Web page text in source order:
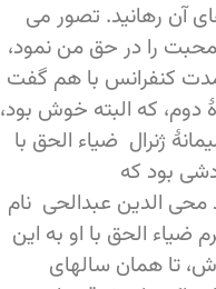
آن رهانید. تصور می
را در حق من نمود،
کنفرانس با هم گفت
که البته خوش بود،
ژنرال ضیاء الحق با
بود که
محی الدین عبدالحی نام
الحق با او به این
تا همان سالهای